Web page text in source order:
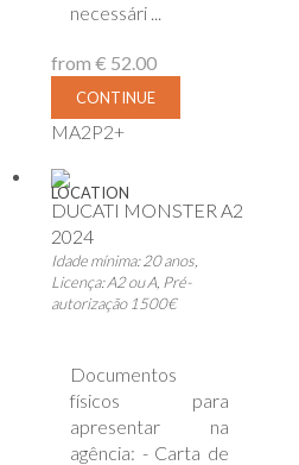
necessári ...
from € 52.00
CONTINUE
MA2P2+
LOCATION
DUCATI MONSTER A2
2024
Idade mínima: 20 anos,
Licença: A2 ou A, Pré-
autorização 1500€
Documentos
físicos para
apresentar na
agência: - Carta de